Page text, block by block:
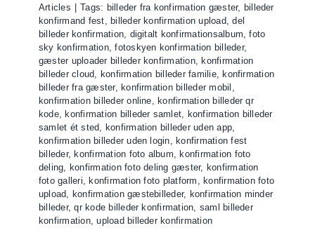
Articles
Tags: billeder fra konfirmation gæster, billeder
konfirmand fest, billeder konfirmation upload,del
billeder konfirmation, digitalt konfirmationsalbum,foto
sky konfirmation,fotoskyen konfirmation billeder,
gæster uploader billeder konfirmation, konfirmation
billeder cloud, konfirmation billeder familie, konfirmation
billeder fra gæster, konfirmation billeder mobil ,
konfirmation billeder online, konfirmation billeder qr
kode, konfirmation billeder samlet, konfirmation billeder
samlet ét sted, konfirmation billeder uden app,
konfirmation billeder uden login, konfirmation fest
billeder, konfirmation foto album, konfirmation foto
deling, konfirmation foto deling gæster, konfirmation
foto galleri, konfirmation foto platform , konfirmation foto
upload, konfirmation gæstebilleder, konfirmation minder
billeder,qr kode billeder konfirmation, saml billeder
konfirmation,upload billeder konfirmation